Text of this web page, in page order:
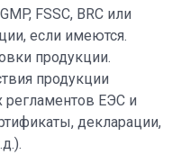
FSSC, BRC или
если имеются.
продукции.
продукции
регламентов ЕЭС и
декларации,